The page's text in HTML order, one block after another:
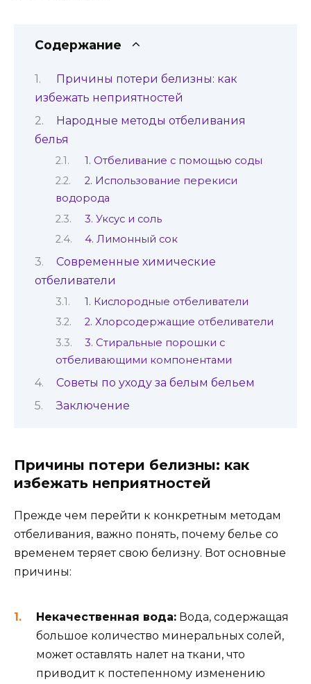
Содержание
Причины потери белизны: как
избежать неприятностей
Народные методы отбеливания
белья
1. Отбеливание с помощью соды
2. Использование перекиси
водорода
3. Уксус и соль
4. Лимонный сок
Современные химические
отбеливатели
1. Кислородные отбеливатели
2. Хлорсодержащие отбеливатели
3. Стиральные порошки с
отбеливающими компонентами
Советы по уходу за белым бельем
Заключение
Причины потери белизны: как
избежать неприятностей
Прежде чем перейти к конкретным методам
отбеливания, важно понять, почему белье со
временем теряет свою белизну. Вот основные
причины:
Некачественная вода: Вода, содержащая
большое количество минеральных солей,
может оставлять налет на ткани, что
приводит к постепенному изменению